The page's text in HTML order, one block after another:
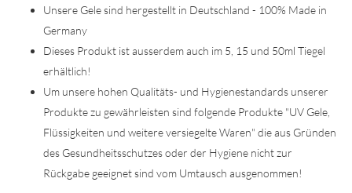
Unsere Gele sind hergestellt in Deutschland - 100% Made in
Germany
Dieses Produkt ist ausserdem auch im 5, 15 und 50ml Tiegel
erhältlich!
Um unsere hohen Qualitäts- und Hygienestandards unserer
Produkte zu gewährleisten sind folgende Produkte "UV Gele,
Flüssigkeiten und weitere versiegelte Waren" die aus Gründen
des Gesundheitsschutzes oder der Hygiene nicht zur
Rückgabe geeignet sind vom Umtausch ausgenommen!